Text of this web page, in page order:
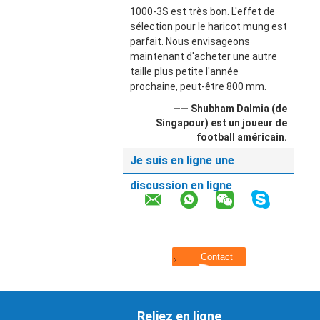
1000-3S est très bon. L'effet de
sélection pour le haricot mung est
parfait. Nous envisageons
maintenant d'acheter une autre
taille plus petite l'année
prochaine, peut-être 800 mm.
—— Shubham Dalmia (de
Singapour) est un joueur de
football américain.
Je suis en ligne une
discussion en ligne
Reliez en ligne